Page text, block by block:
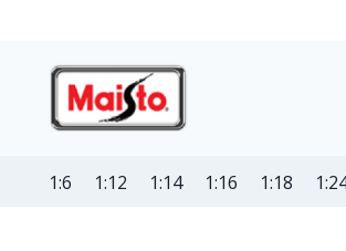
1:6 1:12 1:14 1:16 1:18